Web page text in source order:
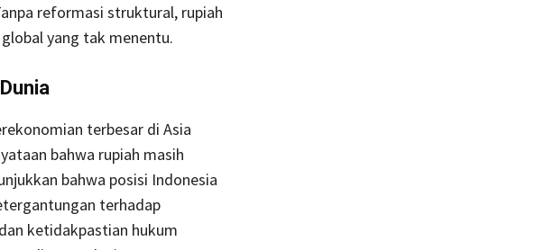
reformasi struktural, rupiah
yang tak menentu.
terbesar di Asia
bahwa rupiah masih
bahwa posisi Indonesia
terhadap
ketidakpastian hukum